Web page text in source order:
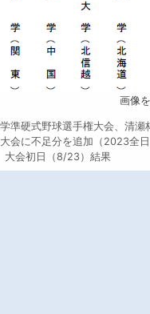
画像
準硬式野球選手権大会
清瀬
大会に不足分を追加（2023全
会初日（8/23）結果